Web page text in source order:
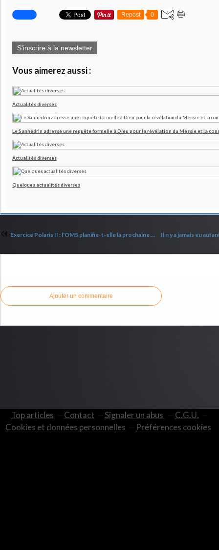
Repost 0
S'inscrire à la newsletter
Vous aimerez aussi :
Actualités diverses
Le Sanhédrin adresse une requête formelle à Dieu pour la révélation du Messie et la
Actualités diverses
Quelques actualités diverses
Exercice Polaris II : l'OMS planifie-t-elle la prochaine plandémie ? (vidéo 5 min et texte)
Ajouter un commentaire
Top articles Contact Signaler un abus
C.G.U.
Cookies et données personnelles
Préférences cookies